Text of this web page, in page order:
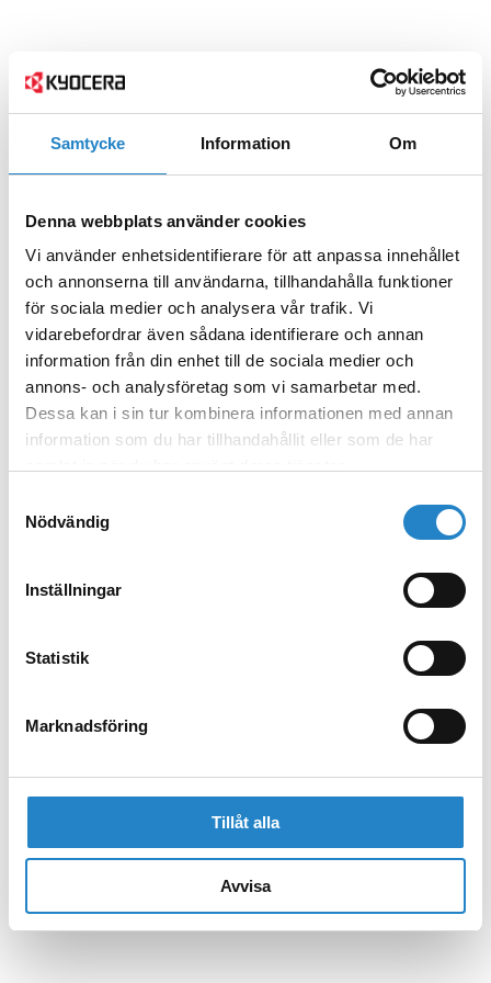
Samtycke Information Om
Denna webbplats använder cookies
Vi använder enhetsidentifierare för att anpassa innehållet
och annonserna till användarna, tillhandahålla funktioner
för sociala medier och analysera vår trafik. Vi
vidarebefordrar även sådana identifierare och annan
information från din enhet till de sociala medier och
annons- och analysföretag som vi samarbetar med.
Dessa kan i sin tur kombinera informationen med annan
information som du har tillhandahållit eller som de har
Nödvändig
Inställningar
Statistik
Marknadsföring
Tillåt alla
Avvisa